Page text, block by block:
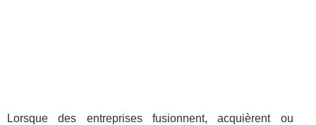
Lorsque des entreprises fusionnent, acquièrent ou